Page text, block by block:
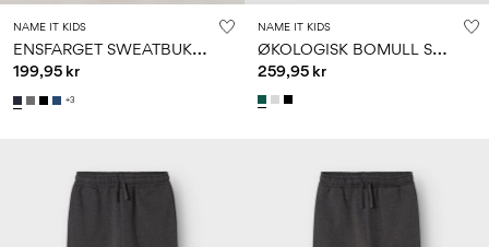
NAME IT KIDS
E
NSFARGET SWEATBUKSER
199,95 kr
+3
NAME IT KIDS
Ø
KOLOGISK BOMULL SWEATBUKSER
259,95 kr